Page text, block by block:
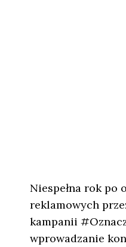
Niespełna rok po
reklamowych
kampanii
wprowadzanie